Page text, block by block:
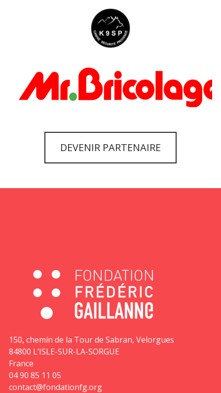
DEVENIR PARTENAIRE
150, chemin de la Tour de Sabran, Velorgues
84800 L’ISLE-SUR-LA-SORGUE
France
04 90 85 11 05
contact@fondationfg.org